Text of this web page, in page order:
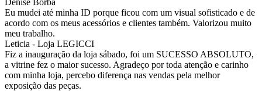
Eu mudei até minha ID porque ficou com um visual sofisticado e de
acordo com os meus acessórios e clientes também. Valorizou muito
meu trabalho.
Leticia - Loja LEGICCI
Fiz a inauguração da loja sábado, foi um SUCESSO ABSOLUTO,
a vitrine fez o maior sucesso. Agradeço por toda atenção e carinho
com minha loja, percebo diferença nas vendas pela melhor
exposição das peças.